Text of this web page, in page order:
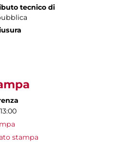
tecnico di
stampa